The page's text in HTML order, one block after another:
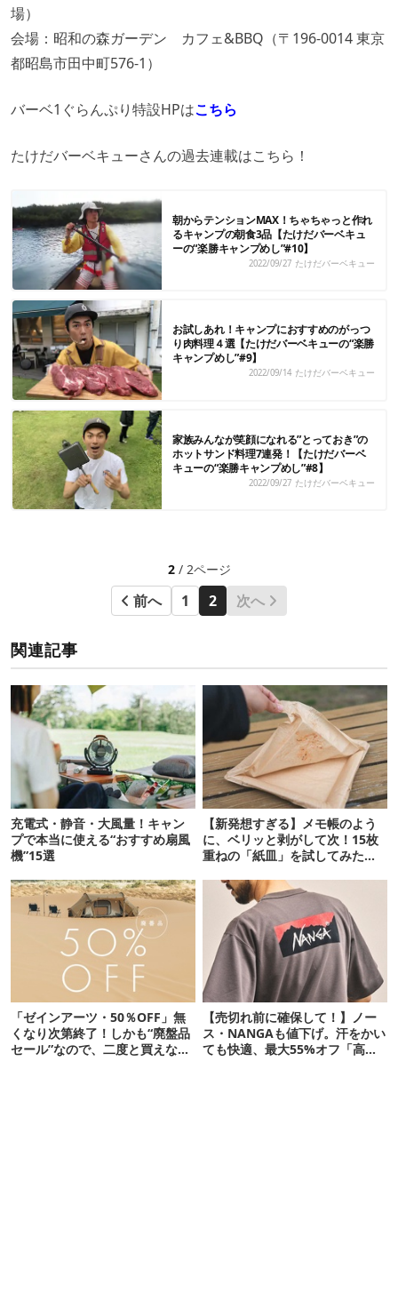
場）
会場：昭和の森ガーデン カフェ&BBQ（〒196-0014 東京
都昭島市田中町576-1）
バーベ1ぐらんぷり特設HPはこちら
たけだバーベキューさんの過去連載はこちら！
朝からテンションMAX！ちゃちゃっと作れ
るキャンプの朝食3品【たけだバーベキュ
ーの“楽勝キャンプめし”#10】
2022/09/27 たけだバーベキュー
お試しあれ！キャンプにおすすめのがっつ
り肉料理４選【たけだバーベキューの“楽勝
キャンプめし”#9】
2022/09/14 たけだバーベキュー
家族みんなが笑顔になれる”とっておき”の
ホットサンド料理7連発！【たけだバーベ
キューの“楽勝キャンプめし”#8】
2022/09/27 たけだバーベキュー
2/ 2ページ
前へ 1 2 次へ
関連記事
充電式・静音・大風量！キャン
プで本当に使える“おすすめ扇風
機”15選
【新発想すぎる】メモ帳のよう
に、ベリッと剥がして次！15枚
重ねの「紙皿」を試してみた
「ゼインアーツ・50％OFF」無
くなり次第終了！しかも“廃盤品
セール”なので、二度と買えない
【売切れ前に確保して！】ノー
ス・NANGAも値下げ。汗をかい
ても快適、最大55%オフ「高機